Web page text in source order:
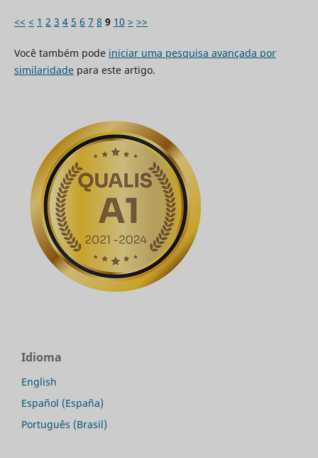
<< < 1 2 3 4 5 6 7 8 9 10 > >>
Você também pode iniciar uma pesquisa avançada por
similaridadepara este artigo.
Idioma
English
Español (España)
Português (Brasil)